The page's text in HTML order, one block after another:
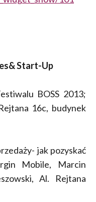
Start-Up
BOSS 2013;
16c, budynek
jak pozyskać
Mobile, Marcin
Al. Rejtana